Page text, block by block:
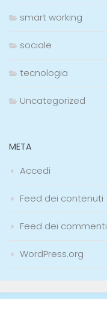
smart working
sociale
tecnologia
Uncategorized
META
Accedi
Feed dei contenuti
Feed dei commenti
WordPress.org